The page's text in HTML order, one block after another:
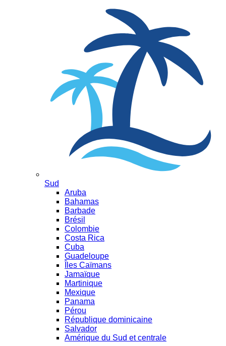
Sud
Aruba
Bahamas
Barbade
Brésil
Colombie
Costa Rica
Cuba
Guadeloupe
Îles Caïmans
Jamaïque
Martinique
Mexique
Panama
Pérou
République dominicaine
Salvador
Amérique du Sud et centrale